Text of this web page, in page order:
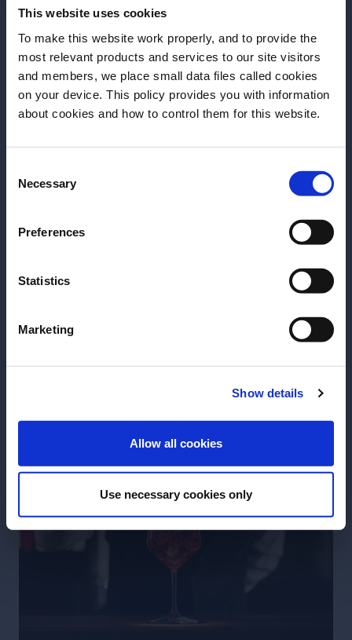
This website uses cookies
To make this website work properly, and to provide the
most relevant products and services to our site visitors
and members, we place small data files called cookies
on your device. This policy provides you with information
about cookies and how to control them for this website.
Selection
Necessary
Preferences
Statistics
Marketing
Show details
Allow all cookies
Use necessary cookies only
Antes de começar, precisamos saber sua
ENTRAR
Serviço Perfeito
OuPerfect Serve
, vai além de apenas seguir uma
expressando sua personalidade ao máximo. Embora
possa parecer complexo, o Perfect Serve leva em
consideração todos os elementos do coquetel para